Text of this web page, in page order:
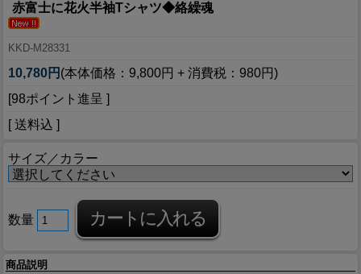
赤富士に花火半袖Tシャツ◆絡繰魂
KKD-M28331
10,780円 (本体価格：9,800円 + 消費税：980円)
[98ポイント進呈 ]
[ 送料込 ]
サイズ／カラー
数量
商品説明